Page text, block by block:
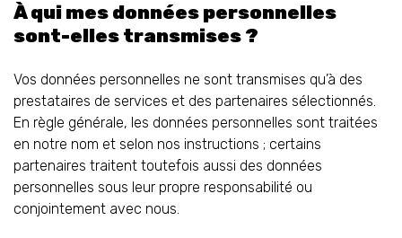
À qui mes données personnelles
sont-elles transmises ?
Vos données personnelles ne sont transmises qu’à des
prestataires de services et des partenaires sélectionnés.
En règle générale, les données personnelles sont traitées
en notre nom et selon nos instructions ; certains
partenaires traitent toutefois aussi des données
personnelles sous leur propre responsabilité ou
conjointement avec nous.